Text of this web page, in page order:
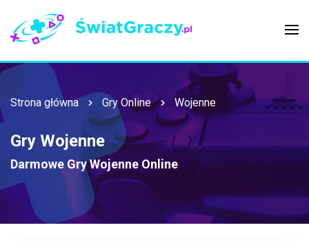
Strona główna Gry Online Wojenne
Gry Wojenne
Darmowe Gry Wojenne Online